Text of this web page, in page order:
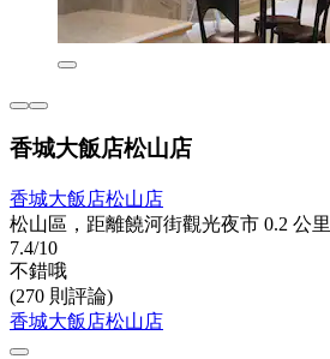
香城大飯店松山店
香城大飯店松山店
松山區，距離饒河街觀光夜市 0.2 公里
7.4/10
不錯哦
(270 則評論)
香城大飯店松山店